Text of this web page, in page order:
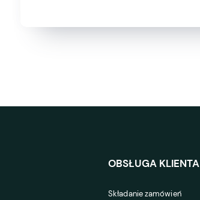
OBSŁUGA KLIENTA
Składanie zamówień